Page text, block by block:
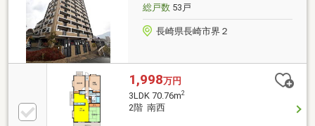
総戸数53戸
長崎県長崎市界２
1,998万円
3LDK 70.76m2
2階 南西